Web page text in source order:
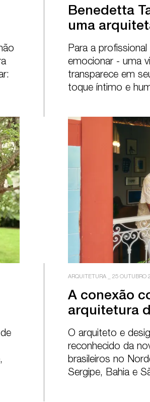
Benedetta
uma
Para a profissional
emocionar - uma
transparece em
toque íntimo e
ARQUITETURA 25 OUTUBRO
A conexão
arquitetura
O arquiteto e
reconhecido da
brasileiros no
Sergipe, Bahia e